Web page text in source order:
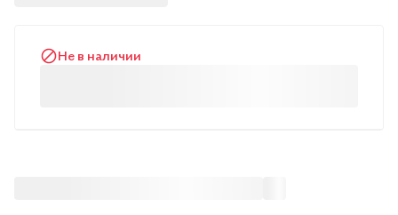
Не в наличии